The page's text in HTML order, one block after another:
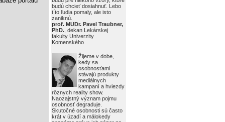
budú chcieť dosiahnuť. Lebo
títo ľudia pomaly, ale isto
zaniknú.
prof. MUDr. Pavel Traubner,
PhD. , dekan Lekárskej
fakulty Univerzity
Komenského
Žijeme v dobe,
kedy sa
osobnosťami
stávajú produkty
mediálnych
kampaní a hviezdy
rôznych reality show.
Naozajstný význam pojmu
osobnosť degraduje.
Skutočné osobnosti sú často
krát v úzadí a málokedy